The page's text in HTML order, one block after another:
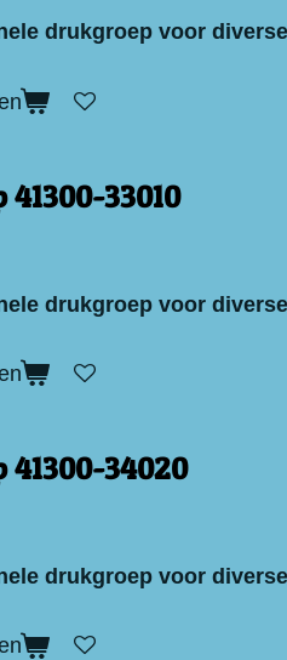
drukgroep voor
33010
drukgroep voor
41300-34020
drukgroep voor